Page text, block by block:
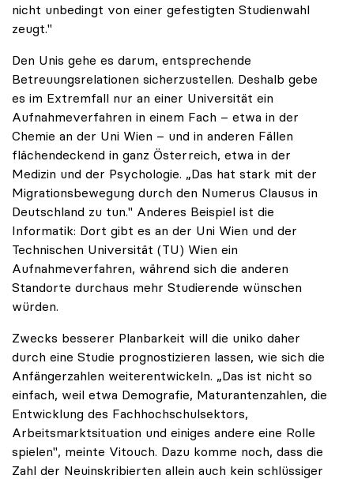
nicht unbedingt von einer gefestigten Studienwahl
zeugt."
Den Unis gehe es darum, entsprechende
Betreuungsrelationen sicherzustellen. Deshalb gebe
es im Extremfall nur an einer Universität ein
Aufnahmeverfahren in einem Fach – etwa in der
Chemie an der Uni Wien – und in anderen Fällen
flächendeckend in ganz Österreich, etwa in der
Medizin und der Psychologie. „Das hat stark mit der
Migrationsbewegung durch den Numerus Clausus in
Deutschland zu tun." Anderes Beispiel ist die
Informatik: Dort gibt es an der Uni Wien und der
Technischen Universität (TU) Wien ein
Aufnahmeverfahren, während sich die anderen
Standorte durchaus mehr Studierende wünschen
würden.
Zwecks besserer Planbarkeit will die uniko daher
durch eine Studie prognostizieren lassen, wie sich die
Anfängerzahlen weiterentwickeln. „Das ist nicht so
einfach, weil etwa Demografie, Maturantenzahlen, die
Entwicklung des Fachhochschulsektors,
Arbeitsmarktsituation und einiges andere eine Rolle
spielen", meinte Vitouch. Dazu komme noch, dass die
Zahl der Neuinskribierten allein auch kein schlüssiger